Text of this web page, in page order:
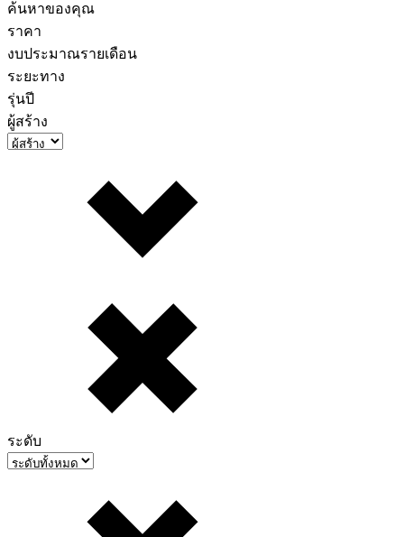
ค้นหาของคุณ
ราคา
งบประมาณรายเดือน
ระยะทาง
รุ่นปี
ผู้สร้าง
ระดับ